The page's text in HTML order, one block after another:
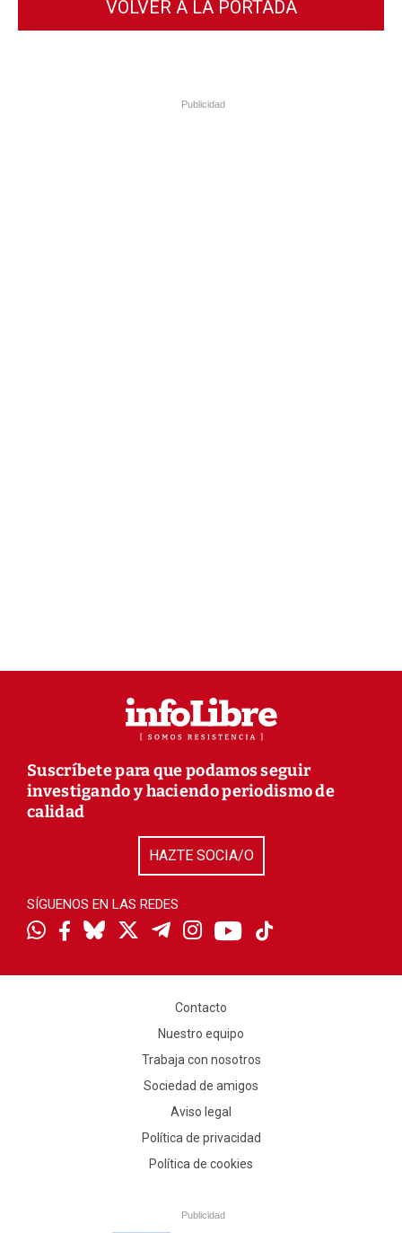
VOLVER A LA PORTADA
Publicidad
Suscríbete para que podamos seguir
investigando y haciendo periodismo de
calidad
HAZTE SOCIA/O
SÍGUENOS EN LAS REDES
Contacto
Nuestro equipo
Trabaja con nosotros
Sociedad de amigos
Aviso legal
Política de privacidad
Política de cookies
Publicidad